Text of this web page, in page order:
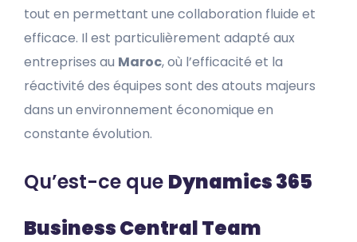
tout en permettant une collaboration fluide et
efficace. Il est particulièrement adapté aux
entreprises au Maroc, où l’efficacité et la
réactivité des équipes sont des atouts majeurs
dans un environnement économique en
constante évolution.
Qu’est-ce que Dynamics 365
Business Central Team